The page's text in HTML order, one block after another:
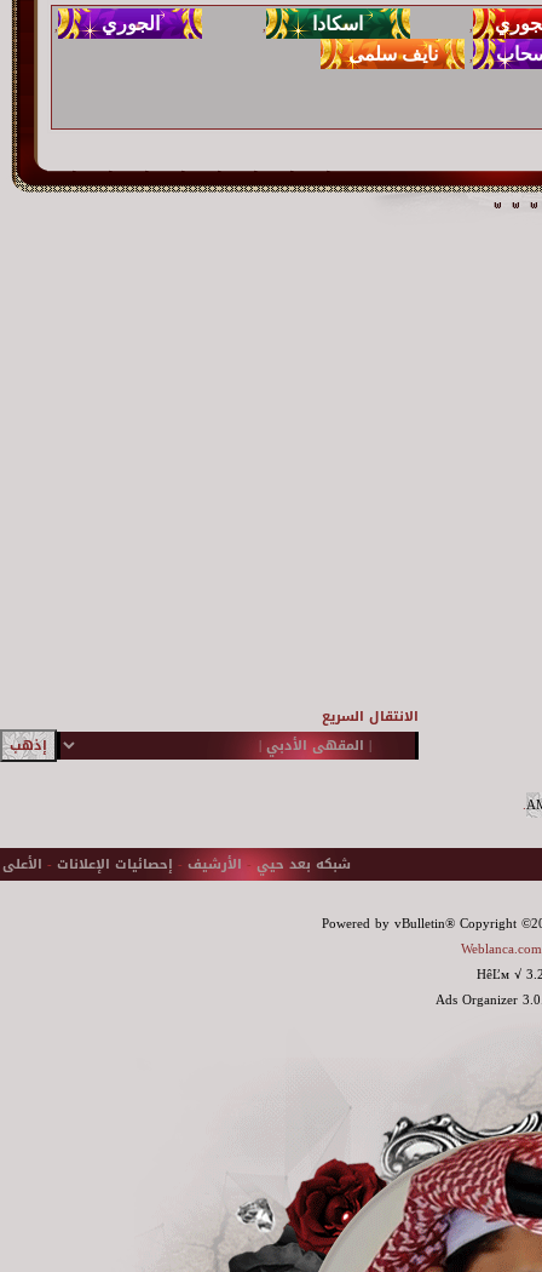
,
,
,
,
الانتقال السريع
.
شبكه بعد حيي- الأرشيف - إحصائيات الإعلانات - الأعلى
Powered by vBulletin® Copyright
Weblanca.com
HêĽм √
Ads Organizer